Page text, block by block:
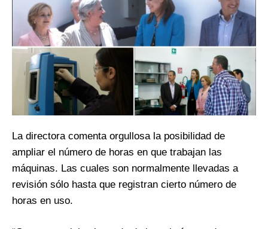
La directora comenta orgullosa la posibilidad de
ampliar el número de horas en que trabajan las
máquinas. Las cuales son normalmente llevadas a
revisión sólo hasta que registran cierto número de
horas en uso.